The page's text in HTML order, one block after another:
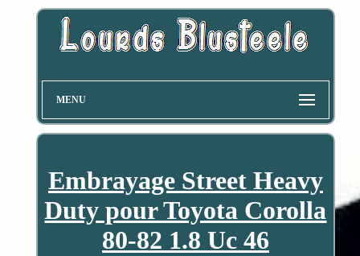
MENU
Embrayage Street Heavy
Duty pour Toyota Corolla
80-82 1.8 Uc 46